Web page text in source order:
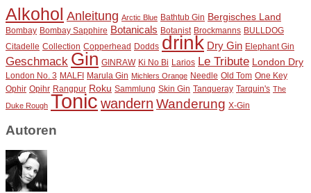
Alkohol Anleitung Arctic Blue Bathtub Gin Bergisches Land
Bombay Bombay Sapphire Botanicals Botanist Brockmanns BULLDOG
Citadelle Collection Copperhead Dodds drink Dry Gin Elephant Gin
Geschmack Gin GINRAW Ki No Bi Larios Le Tribute London Dry
London No. 3 MALFI Marula Gin Michlers Orange Needle Old Tom One Key
Ophir Opihr Rangpur Roku Sammlung Skin Gin Tanqueray Tarquin's The
Duke Rough Tonicwandern Wanderung X-Gin
Autoren